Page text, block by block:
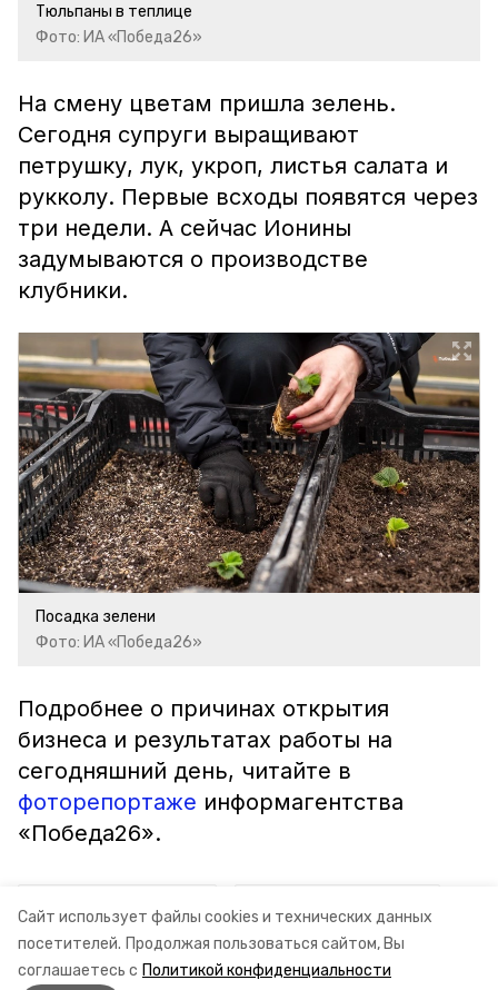
Сайт использует файлы cookies и технических данных
посетителей. Продолжая пользоваться сайтом, Вы
соглашаетесь с Политикой конфиденциальности
Тюльпаны в теплице
Фото: ИА «Победа26»
На смену цветам пришла зелень.
Сегодня супруги выращивают
петрушку, лук, укроп, листья салата и
рукколу. Первые всходы появятся через
три недели. А сейчас Ионины
задумываются о производстве
клубники.
Посадка зелени
Фото: ИА «Победа26»
Подробнее о причинах открытия
бизнеса и результатах работы на
сегодняшний день, читайте в
фоторепортаже информагентства
«Победа26».
соцконтракт минтруда ск теплица